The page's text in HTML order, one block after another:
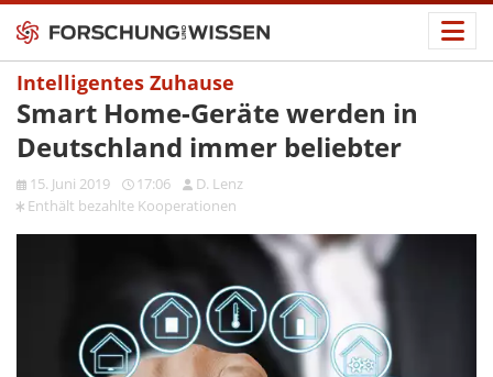
Intelligentes Zuhause
Smart Home-Geräte werden in
Deutschland immer beliebter
15. Juni 2019 17:06
D. Lenz
nenoitarepooK etlhazeb tlähtnE